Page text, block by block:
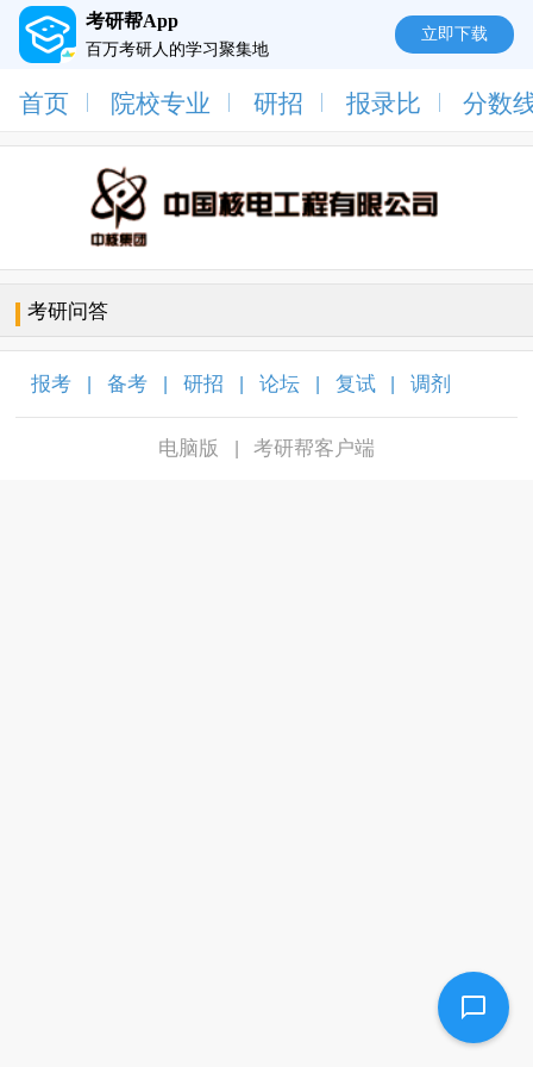
考研帮App
百万考研人的学习聚集地
立即下载
首页 院校专业 研招 报录比 分数
考研问答
报考 备考 研招 论坛 复试 调剂
电脑版 考研帮客户端